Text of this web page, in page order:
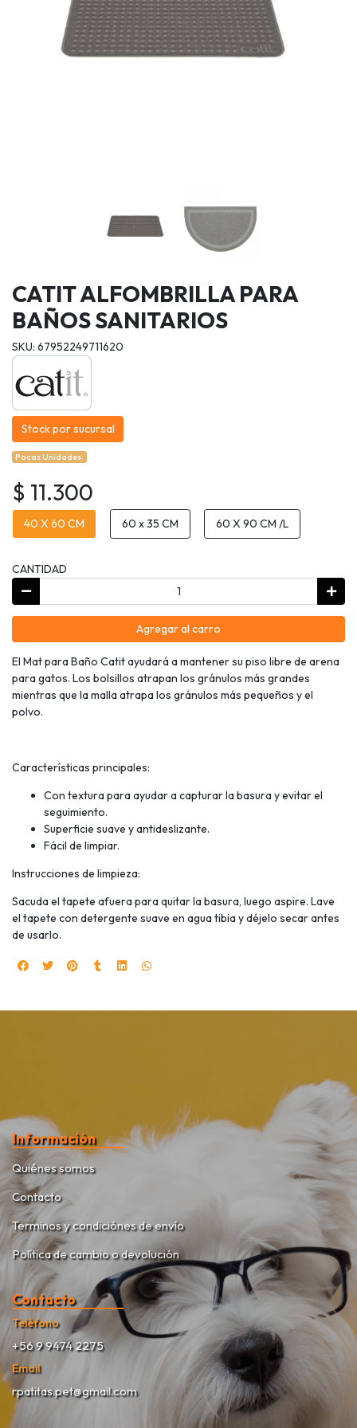
CATIT ALFOMBRILLA PARA
BAÑOS SANITARIOS
SKU: 67952249711620
Stock por sucursal
Pocas Unidades.
$ 11.300
40 X 60 CM 60 x 35 CM 60 X 90 CM /L
CANTIDAD
Agregar al carro
El Mat para Baño Catit ayudará a mantener su piso libre de arena
para gatos. Los bolsillos atrapan los gránulos más grandes
mientras que la malla atrapa los gránulos más pequeños y el
polvo.
Características principales:
Con textura para ayudar a capturar la basura y evitar el
seguimiento.
Superficie suave y antideslizante.
Fácil de limpiar.
Instrucciones de limpieza:
Sacuda el tapete afuera para quitar la basura, luego aspire. Lave
el tapete con detergente suave en agua tibia y déjelo secar antes
de usarlo.
Información
Quiénes somos
Contacto
Terminos y condiciónes de envío
Política de cambio o devolución
Contacto
Teléfono
+56 9 9474 2275
Email
rpatitas.pet@gmail.com